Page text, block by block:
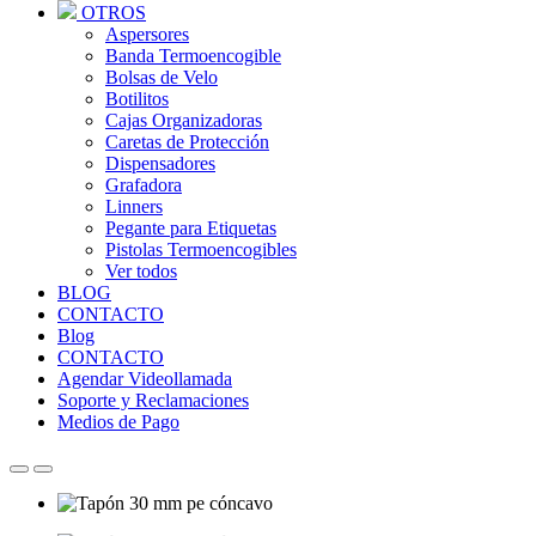
OTROS
Aspersores
Banda Termoencogible
Bolsas de Velo
Botilitos
Cajas Organizadoras
Caretas de Protección
Dispensadores
Grafadora
Linners
Pegante para Etiquetas
Pistolas Termoencogibles
Ver todos
BLOG
CONTACTO
Blog
CONTACTO
Agendar Videollamada
Soporte y Reclamaciones
Medios de Pago